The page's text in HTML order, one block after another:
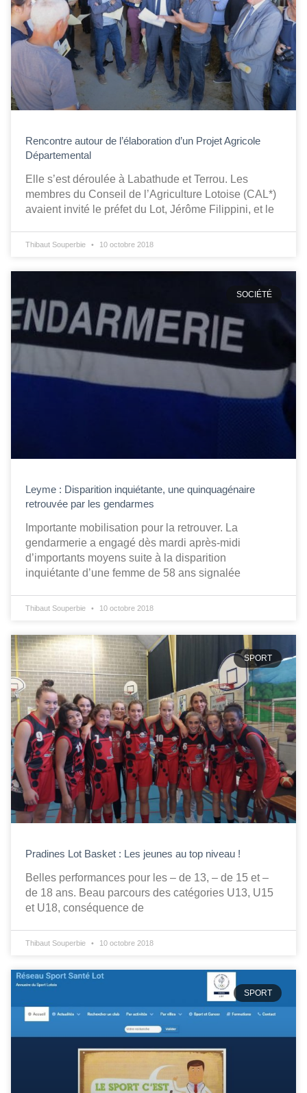
Rencontre autour de l’élaboration d’un Projet Agricole
Départemental
Elle s’est déroulée à Labathude et Terrou. Les
membres du Conseil de l’Agriculture Lotoise (CAL*)
avaient invité le préfet du Lot, Jérôme Filippini, et le
Thibaut Souperbie 10 octobre 2018
SOCIÉTÉ
Leyme : Disparition inquiétante, une quinquagénaire
retrouvée par les gendarmes
Importante mobilisation pour la retrouver. La
gendarmerie a engagé dès mardi après-midi
d’importants moyens suite à la disparition
inquiétante d’une femme de 58 ans signalée
Thibaut Souperbie 10 octobre 2018
SPORT
Pradines Lot Basket : Les jeunes au top niveau !
Belles performances pour les – de 13, – de 15 et –
de 18 ans. Beau parcours des catégories U13, U15
et U18, conséquence de
Thibaut Souperbie 10 octobre 2018
SPORT